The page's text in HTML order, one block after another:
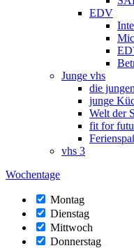
EDV
Junge vhs
die
junge
Welt der
fit for
vhs 3
Wochentage
Montag
Dienstag
Mittwoch
Donnerstag